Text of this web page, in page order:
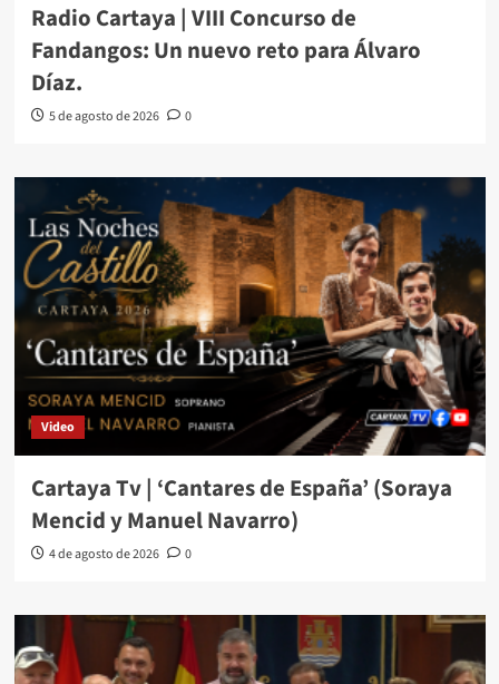
Radio Cartaya | VIII Concurso de
Fandangos: Un nuevo reto para Álvaro
Díaz.
5 de agosto de 2026 0
Video
Cartaya Tv | ‘Cantares de España’ (Soraya
Mencid y Manuel Navarro)
4 de agosto de 2026 0